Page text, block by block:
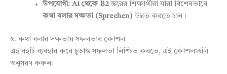
উপযোগী: A1 থেকে B2স্তরের শিক্ষার্থীরা যারা বিশেষভাবে
কথা বলার দক্ষতা (Sprechen)উন্নত করতে চান।
৫. কথা বলার দক্ষতায় সফলতার কৌশল
এই বইটি ব্যবহার করে চূড়ান্ত সফলতা নিশ্চিত করতে, এই কৌশলগুলি
অনুসরণ করুন: